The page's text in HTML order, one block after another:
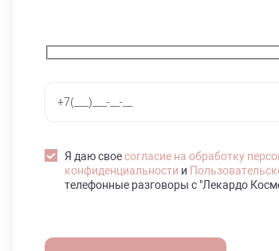
Я даю своесогласие на обработку
конфиденциальности и
телефонные разговоры с "Лекардо